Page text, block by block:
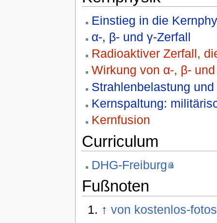
Einstieg in die
α-, β- und γ-Zerfall
Radioaktiver Zerfall,
Wirkung von α-, β-
Strahlenbelastung
Kernspaltung:
Kernfusion
Curriculum
DHG-Freiburg
Fußnoten
↑ von kostenlos-